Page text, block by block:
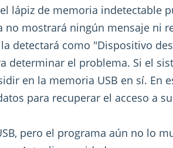
lápiz de memoria indetectable
no mostrará ningún mensaje ni
detectará como "Dispositivo
determinar el problema. Si el
en la memoria USB en sí. En
para recuperar el acceso a
pero el programa aún no lo